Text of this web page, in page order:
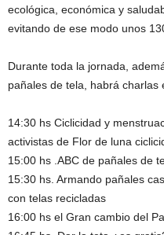
ecológica, económica y
evitando de ese modo unos
Durante toda la jornada,
pañales de tela, habrá charlas
14:30 hs Ciclicidad y
activistas de Flor de luna
15:00 hs .ABC de pañales de
15:30 hs. Armando pañales
con telas recicladas
16:00 hs el Gran cambio del